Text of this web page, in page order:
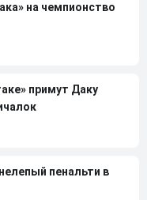
на чемпионство
примут Даку
пенальти в